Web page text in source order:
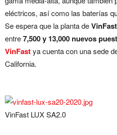
eléctricos, así como las baterías
Se espera que la planta deVinFast
entre7,500 y 13,000 nuevos
VinFastya cuenta con una sede
California.
VinFast LUX SA2.0